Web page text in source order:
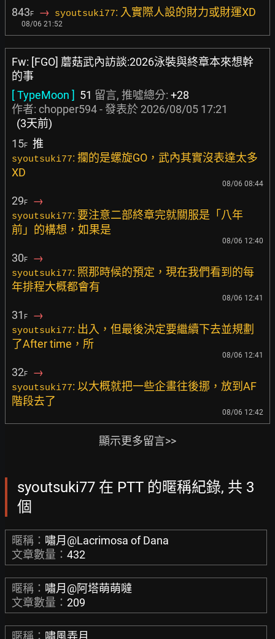
843F → syoutsuki77: 入實際人設的財力或財運XD
08/06 21:52
Fw: [FGO] 蘑菇武內訪談:2026泳裝與終章本來想幹
的事
[ TypeMoon ] 51 留言, 推噓總分: +28
作者: chopper594- 發表於 2026/08/05 17:21
(3天前)
15F 推
syoutsuki77: 攔的是螺旋GO，武內其實沒表達太多
XD
08/06 08:44
29F →
syoutsuki77: 要注意二部終章完就關服是「八年
前」的構想，如果是
08/06 12:40
30F →
syoutsuki77: 照那時候的預定，現在我們看到的每
年排程大概都會有
08/06 12:41
31 F →
syoutsuki77: 出入，但最後決定要繼續下去並規劃
了After time，所
08/06 12:41
32F →
syoutsuki77: 以大概就把一些企畫往後挪，放到AF
階段去了
08/06 12:42
顯示更多留言>>
syoutsuki77 在 PTT 的暱稱紀錄, 共 3
個
暱稱： 嘯月@Lacrimosa of Dana
文章數量： 432
暱稱： 嘯月@阿塔萌萌噠
文章數量： 209
暱稱： 嘯風弄月